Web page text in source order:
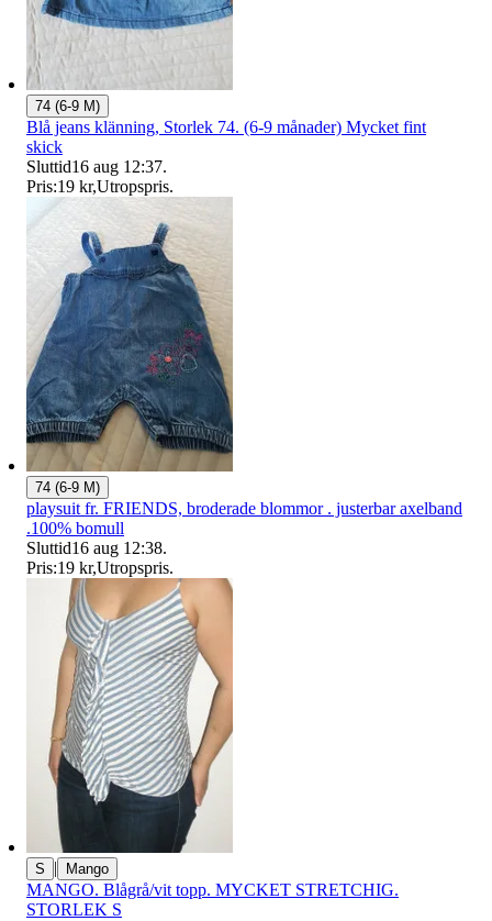
74 (6-9 M)
Blå jeans klänning, Storlek 74. (6-9 månader) Mycket fint
skick
Sluttid16 aug 12:37.
Pris:19 kr,Utropspris.
74 (6-9 M)
playsuit fr. FRIENDS, broderade blommor . justerbar axelband
.100% bomull
Sluttid16 aug 12:38.
Pris:19 kr,Utropspris.
S | Mango
MANGO. Blågrå/vit topp. MYCKET STRETCHIG.
STORLEK S